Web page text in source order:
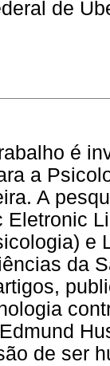
de
é
a
A
Eletronic
e
da
de ser